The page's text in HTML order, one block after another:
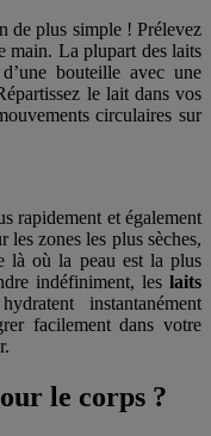
de plus simple ! Prélevez
main. La plupart des laits
bouteille avec une
le lait dans vos
circulaires sur
rapidement et également
zones les plus sèches,
là où la peau est la plus
indéfiniment, les laits
instantanément
facilement dans votre
le corps ?